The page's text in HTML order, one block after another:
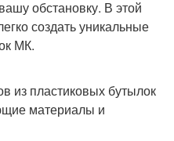
обстановку. В этой
создать уникальные
МК.
из пластиковых бутылок
материалы и